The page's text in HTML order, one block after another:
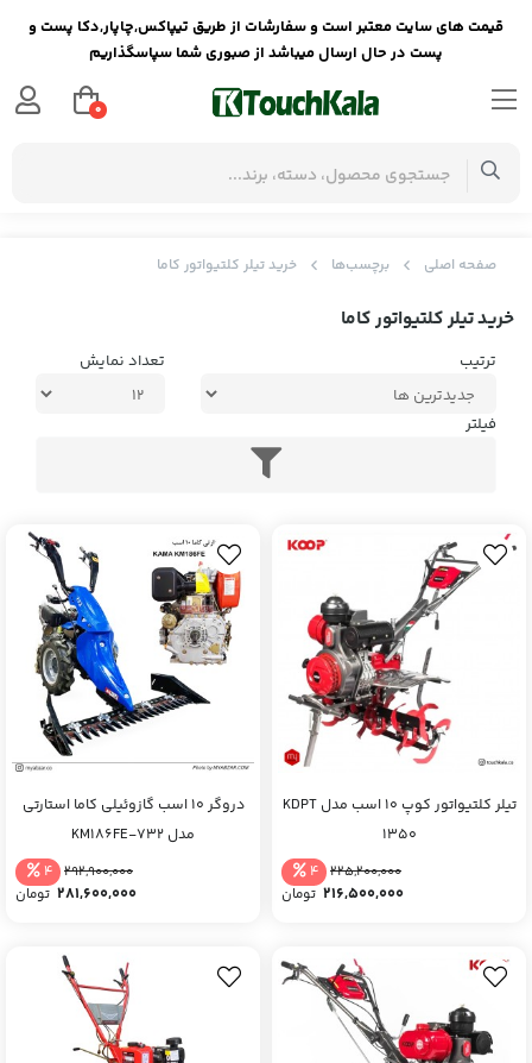
صفحه اصلی برچسب‌ها خرید تیلر کلتیواتور کاما
خرید تیلر کلتیواتور کاما
ترتیب تعداد نمایش
فیلتر
تیلر کلتیواتور کوپ 10 اسب مدل KDPT
1350
225,200,000
4
216,500,000 تومان
دروگر 10 اسب گازوئیلی کاما استارتی
مدل KM186FE-732
292,900,000
4
281,600,000 تومان
قیمت های سایت معتبر است و سفارشات از طریق تیپاکس,چاپار,دکا پست و
پست در حال ارسال میباشد از صبوری شما سپاسگذاریم
0